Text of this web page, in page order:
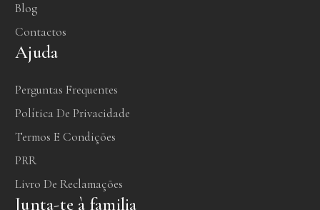
Blog
Contactos
Ajuda
Perguntas Frequentes
Política De Privacidade
Termos E Condições
PRR
Livro De Reclamações
Junta-te à familia